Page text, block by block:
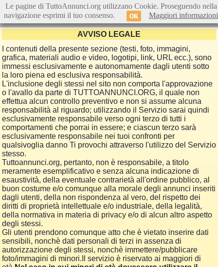
AVVISO LEGALE
I contenuti della presente sezione (testi, foto, immagini,
grafica, materiali audio e video, logotipi, link, URL ecc.), sono
immessi esclusivamente e autonomamente dagli utenti sotto
la loro piena ed esclusiva responsabilità.
L'inclusione degli stessi nel sito non comporta l'approvazione
o l'avallo da parte di TUTTOANNUNCI.ORG, il quale non
effettua alcun controllo preventivo e non si assume alcuna
responsabilità al riguardo; utilizzando il Servizio sarai quindi
esclusivamente responsabile verso ogni terzo di tutti i
comportamenti che porrai in essere; e ciascun terzo sarà
esclusivamente responsabile nei tuoi confronti per
qualsivoglia danno Ti provochi attraverso l'utilizzo del Servizio
stesso.
Tuttoannunci.org, pertanto, non è responsabile, a titolo
meramente esemplificativo e senza alcuna indicazione di
esaustività, della eventuale contrarietà all'ordine pubblico, al
buon costume e/o comunque alla morale degli annunci inseriti
dagli utenti, della non rispondenza al vero, del rispetto dei
diritti di proprietà intellettuale e/o industriale, della legalità,
della normativa in materia di privacy e/o di alcun altro aspetto
degli stessi.
Gli utenti prendono comunque atto che è vietato inserire dati
sensibili, nonchè dati personali di terzi in assenza di
autorizzazione degli stessi, nonchè immettere/pubblicare
foto/immagini di minori.Il servizio è riservato ai maggiori di
Le pagine di TuttoAnnunci.org utilizzano Cookie. Proseguendo nella
navigazione esprimi il tuo consenso.
OK Maggiori informazioni